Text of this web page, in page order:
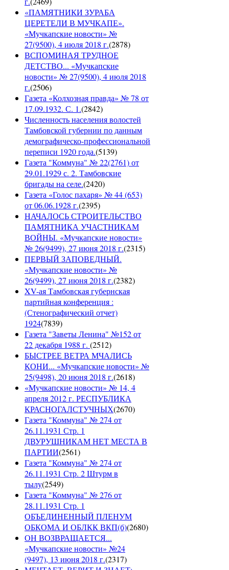
«ПАМЯТНИКИ ЗУРАБА
ЦЕРЕТЕЛИ В МУЧКАПЕ».
«Мучкапские новости» №
27(9500), 4 июля 2018 г.(2878)
ВСПОМИНАЯ ТРУДНОЕ
ДЕТСТВО... «Мучкапские
новости» № 27(9500), 4 июля 2018
г.(2506)
Газета «Колхозная правда» № 78 от
17.09.1932. С. 1.(2842)
Численность населения волостей
Тамбовской губернии по данным
демографическо-профессиональной
переписи 1920 года.(5139)
Газета "Коммуна" № 22(2761) от
29.01.1929 с. 2. Тамбовские
бригады на селе.(2420)
Газета «Голос пахаря» № 44 (653)
от 06.06.1928 г.(2395)
НАЧАЛОСЬ СТРОИТЕЛЬСТВО
ПАМЯТНИКА УЧАСТНИКАМ
ВОЙНЫ. «Мучкапские новости»
№ 26(9499), 27 июня 2018 г.(2315)
ПЕРВЫЙ ЗАПОВЕДНЫЙ.
«Мучкапские новости» №
26(9499), 27 июня 2018 г.(2382)
XV-ая Тамбовская губернская
партийная конференция :
(Стенографический отчет)
1924(7839)
Газета "Заветы Ленина" №152 от
22 декабря 1988 г. (2512)
БЫСТРЕЕ ВЕТРА МЧАЛИСЬ
КОНИ... «Мучкапские новости» №
25(9498), 20 июня 2018 г.(2618)
«Мучкапские новости» № 14, 4
апреля 2012 г. РЕСПУБЛИКА
КРАСНОГАЛСТУЧНЫХ(2670)
Газета "Коммуна" № 274 от
26.11.1931 Стр. 1
ДВУРУШНИКАМ НЕТ МЕСТА В
ПАРТИИ(2561)
Газета "Коммуна" № 274 от
26.11.1931 Стр. 2 Штурм в
тылу(2549)
Газета "Коммуна" № 276 от
28.11.1931 Стр. 1
ОБЪЕДИНЕННЫЙ ПЛЕНУМ
ОБКОМА И ОБЛКК ВКП(б)(2680)
ОН ВОЗВРАЩАЕТСЯ...
«Мучкапские новости» №24
(9497), 13 июня 2018 г.(2317)